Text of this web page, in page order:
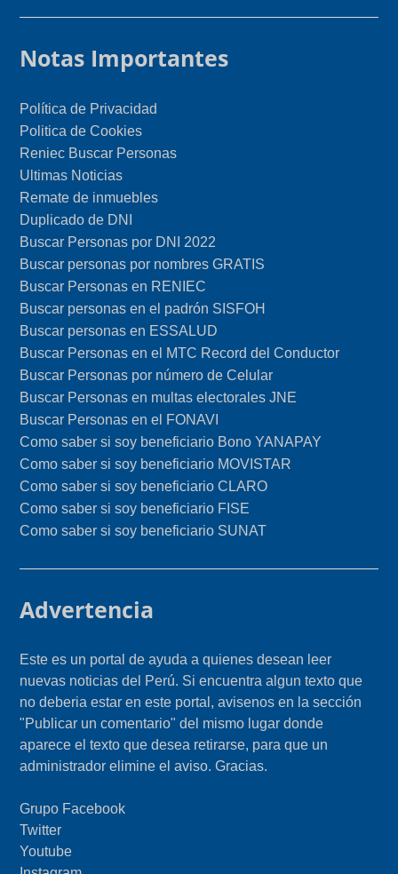
Notas Importantes
Política de Privacidad
Politica de Cookies
Reniec Buscar Personas
Ultimas Noticias
Remate de inmuebles
Duplicado de DNI
Buscar Personas por DNI 2022
Buscar personas por nombres GRATIS
Buscar Personas en RENIEC
Buscar personas en el padrón SISFOH
Buscar personas en ESSALUD
Buscar Personas en el MTC Record del Conductor
Buscar Personas por número de Celular
Buscar Personas en multas electorales JNE
Buscar Personas en el FONAVI
Como saber si soy beneficiario Bono YANAPAY
Como saber si soy beneficiario MOVISTAR
Como saber si soy beneficiario CLARO
Como saber si soy beneficiario FISE
Como saber si soy beneficiario SUNAT
Advertencia
Este es un portal de ayuda a quienes desean leer
nuevas noticias del Perú. Si encuentra algun texto que
no deberia estar en este portal, avisenos en la sección
"Publicar un comentario" del mismo lugar donde
aparece el texto que desea retirarse, para que un
administrador elimine el aviso. Gracias.
Grupo Facebook
Twitter
Youtube